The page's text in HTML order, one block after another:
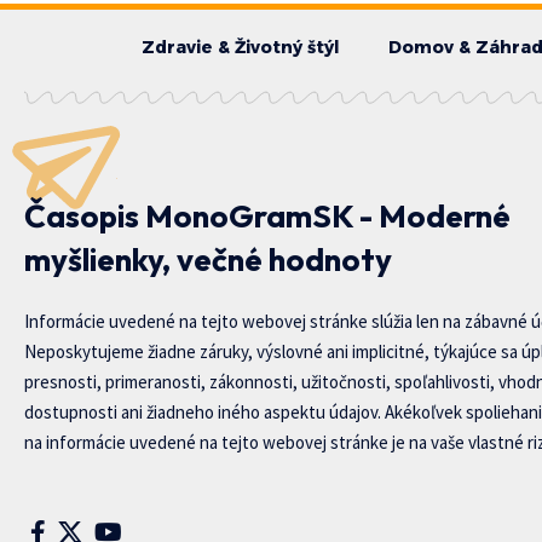
Zdravie & Životný štýl Domov &
Časopis MonoGramSK - Moderné
myšlienky, večné hodnoty
Informácie uvedené na tejto webovej stránke slúžia len na zábavné
Neposkytujeme žiadne záruky, výslovné ani implicitné, týkajúce sa
presnosti, primeranosti, zákonnosti, užitočnosti, spoľahlivosti,
dostupnosti ani žiadneho iného aspektu údajov. Akékoľvek
na informácie uvedené na tejto webovej stránke je na vaše vlastné